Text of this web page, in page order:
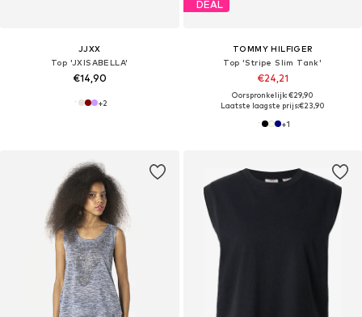
JJXX
Top 'JXISABELLA'
€14,90
+2
DEAL
TOMMY HILFIGER
Top 'Stripe Slim Tank'
€24,21
Oorspronkelijk: €29,90
Laatste laagste prijs:€23,90
+1